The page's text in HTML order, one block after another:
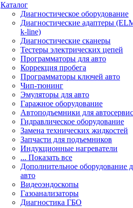
Каталог
Диагностическое оборудование
Диагностические адаптеры
k-line)
Диагностические сканеры
Тестеры электрических цепей
Программаторы для авто
Коррекция пробега
Программаторы ключей авто
Чип-тюнинг
Эмуляторы для авто
Гаражное оборудование
Автоподъемники для
Гидравлическое оборудование
Замена технических жидкостей
Запчасти для подъемников
Индукционные нагреватели
... Показать все
Дополнительное оборудование
авто
Видеоэндоскопы
Газоанализаторы
Диагностика ГБО